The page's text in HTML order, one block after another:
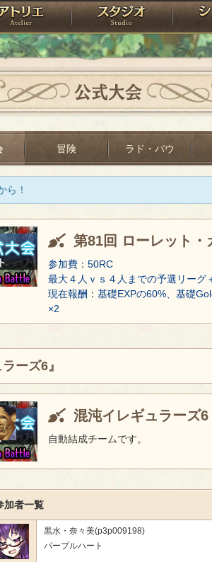
ト アトリエ スタジオ
公式大会
冒険 ラド・バウ
ら！
第81回 ローレット・
参加費：50RC
最大４人ｖｓ４人までの予選リーグ
現在報酬：基礎EXPの60%、基礎
×2
ーズ6』
混沌イレギュラーズ6
自動結成チームです。
加者一覧
黒水・奈々美(p3p009198)
パープルハート